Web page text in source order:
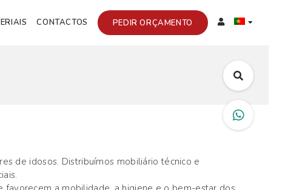
CONTACTOS PEDIR ORÇAMENTO
de idosos. Distribuímos mobiliário técnico e